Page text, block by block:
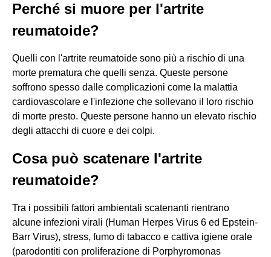
Perché si muore per l'artrite
reumatoide?
Quelli con l'artrite reumatoide sono più a rischio di una
morte prematura che quelli senza. Queste persone
soffrono spesso dalle complicazioni come la malattia
cardiovascolare e l'infezione che sollevano il loro rischio
di morte presto. Queste persone hanno un elevato rischio
degli attacchi di cuore e dei colpi.
Cosa può scatenare l'artrite
reumatoide?
Tra i possibili fattori ambientali scatenanti rientrano
alcune infezioni virali (Human Herpes Virus 6 ed Epstein-
Barr Virus), stress, fumo di tabacco e cattiva igiene orale
(parodontiti con proliferazione di Porphyromonas